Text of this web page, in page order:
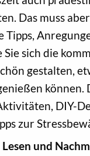
Das muss
Tipps,
Sie sich die
gestalten,
können.
DIY-
zur
und